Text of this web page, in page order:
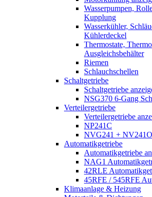
Wasserpumpen,
Kupplung
Wasserkühler,
Kühlerdeckel
Thermostate,
Ausgleichsbehälter
Riemen
Schlauchschellen
Schaltgetriebe
Schaltgetriebe
NSG370 6-Gang
Verteilergetriebe
Verteilergetriebe
NP241C
NVG241 +
Automatikgetriebe
Automatikgetriebe
NAG1
42RLE
45RFE / 545RFE
Klimaanlage & Heizung